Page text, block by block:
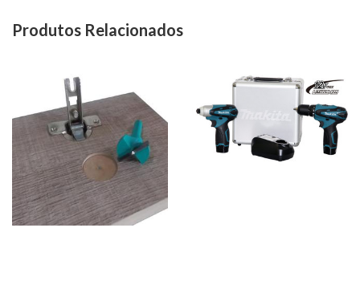
Produtos Relacionados